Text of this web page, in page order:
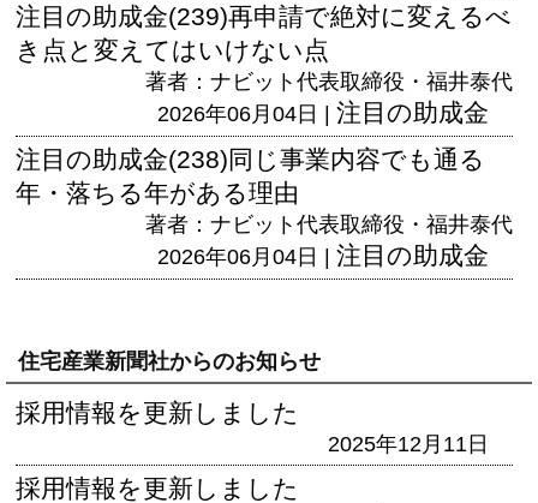
注目の助成金(239)再申請で絶対に変えるべ
き点と変えてはいけない点
著者：ナビット代表取締役・福井泰代
2026年06月04日 | 注目の助成金
注目の助成金(238)同じ事業内容でも通る
年・落ちる年がある理由
著者：ナビット代表取締役・福井泰代
2026年06月04日 | 注目の助成金
住宅産業新聞社からのお知らせ
採用情報を更新しました
2025年12月11日
採用情報を更新しました